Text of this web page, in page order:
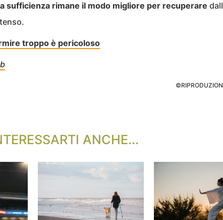
sufficienza rimane il modo migliore per recuperare
troppo è pericoloso
ANCHE...